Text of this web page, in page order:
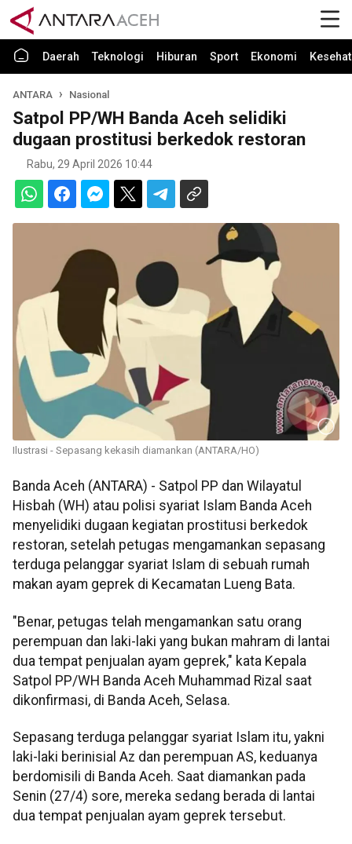
Daerah Teknologi Hiburan Sport Ekonomi
ANTARA Nasional
Satpol PP/WH Banda Aceh selidiki
dugaan prostitusi berkedok restoran
Rabu, 29 April 2026 10:44
Ilustrasi - Sepasang kekasih diamankan (ANTARA/HO)
Banda Aceh (ANTARA) - Satpol PP dan Wilayatul
Hisbah (WH) atau polisi syariat Islam Banda Aceh
menyelidiki dugaan kegiatan prostitusi berkedok
restoran, setelah petugas mengamankan sepasang
terduga pelanggar syariat Islam di sebuah rumah
makan ayam geprek di Kecamatan Lueng Bata.
"Benar, petugas telah mengamankan satu orang
perempuan dan laki-laki yang bukan mahram di lantai
dua tempat penjualan ayam geprek," kata Kepala
Satpol PP/WH Banda Aceh Muhammad Rizal saat
dikonfirmasi, di Banda Aceh, Selasa.
Sepasang terduga pelanggar syariat Islam itu, yakni
laki-laki berinisial Az dan perempuan AS, keduanya
berdomisili di Banda Aceh. Saat diamankan pada
Senin (27/4) sore, mereka sedang berada di lantai
dua tempat penjualan ayam geprek tersebut.